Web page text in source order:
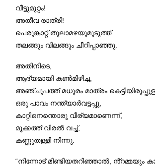
വീട്ടുമുറ്റം!
അതീവ രാത്രി!
പെരുങ്കാറ്റ് തുലാമഴയുമുടുത്ത്
തലങ്ങും വിലങ്ങും ചീറിപ്പാഞ്ഞു.
അതിനിടെ,
ആദ്യമായി കൺമിഴിച്ച,
അഞ്ചുപത്ത് മധുരം മാത്രം
ഒരു പാവം നന്ത്യാർവട്ടപ്പൂ,
കാറ്റിനെന്തൊരു വീര്യമാണെന്ന്,
മൂക്കത്ത് വിരൽ വച്ച്,
കണ്ണുതള്ളി നിന്നു.
“നിന്നോട് മിണ്ടിയതറിഞ്ഞാൽ, ൻ്റമ്മയും